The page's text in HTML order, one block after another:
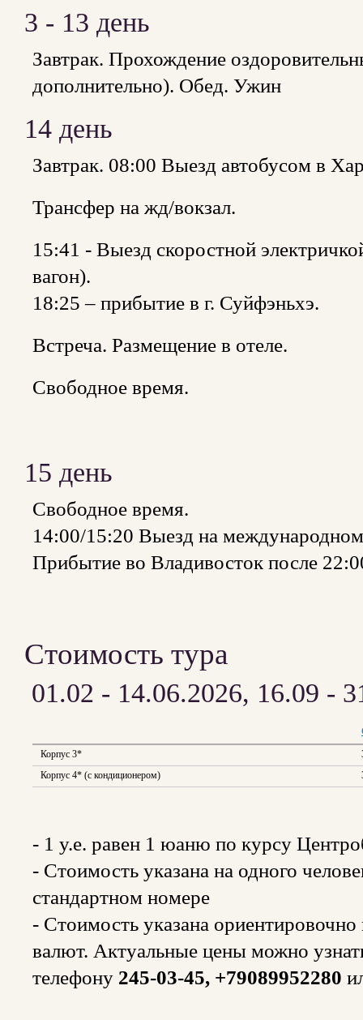
3 - 13 день
Завтрак. Прохождение
дополнительно). Обед. Ужин
14 день
Завтрак. 08:00 Выезд автобусом в
Трансфер на жд/вокзал.
15:41 - Выезд скоростной
вагон).
18:25 – прибытие в г. Суйфэньхэ.
Встреча. Размещение в отеле.
Свободное время.
15 день
Свободное время.
14:00/15:20 Выезд на
Прибытие во Владивосток после
Стоимость тура
01.02 - 14.06.2026, 16.09 -
Корпус 3*
Корпус 4* (с кондиционером)
- 1 y.e. равен 1 юаню по курсу
- Стоимость указана на одного
стандартном номере
- Стоимость указана ориентировочно
валют. Актуальные цены можно
телефону 245-03-45, +79089952280